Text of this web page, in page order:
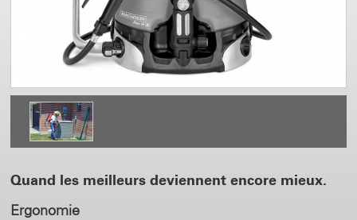
Quand les meilleurs deviennent encore mieux.
Ergonomie